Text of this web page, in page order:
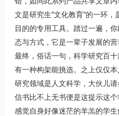
文是研究生"文化教育"的一环，
目的的专用工具。踏过一遍，
态与方式，它是一辈子发展的营
最终，俗话一句，科学研究百
有一种构架能挑选。之上仅仅
研究领域是人文科学，大伙儿
信书比不上无书便是这提示这个
感觉自身好像迷茫的羊羔的学